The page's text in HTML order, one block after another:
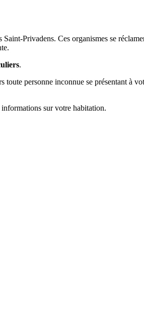
Privadens. Ces organismes se
.
personne inconnue se présentant à
sur votre habitation.